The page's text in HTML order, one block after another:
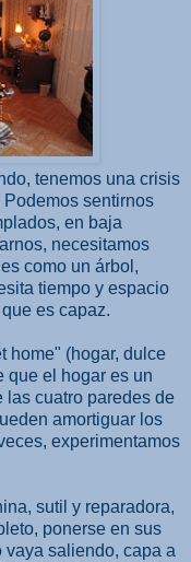
tenemos una crisis
sentirnos
en baja
necesitamos
como un árbol,
tiempo y espacio
es capaz.
home" (hogar, dulce
que el hogar es un
las cuatro paredes de
amortiguar los
experimentamos
sutil y reparadora,
ponerse en sus
vaya saliendo, capa a